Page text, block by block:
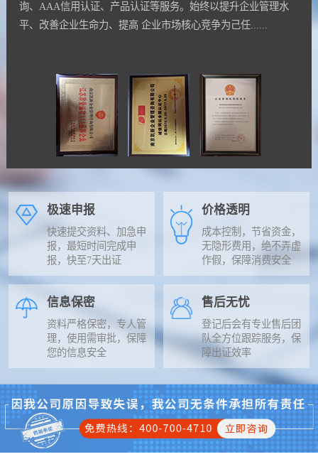
询、AAA信用认证、产品认证等服务。始终以提升企业管理水
平、改善企业生命力、提高 企业市场核心竞争为己任......
极速申报
快速提交资料、加急申
报，最短时间完成申
报，快至7天出证
价格透明
成本控制，节省资金，
无隐形费用，绝不弄虚
作假，保障消费安全
信息保密
资料严格保密，专人管
理，使用需审批，保障
您的信息安全
售后无忧
登记后会有专业售后团
队全方位跟踪服务，保
障出证效率